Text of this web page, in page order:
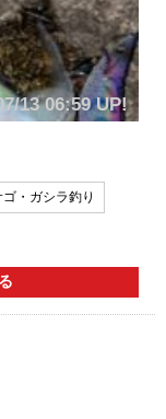
13 06:59 UP!
ゴ・ガシラ釣り